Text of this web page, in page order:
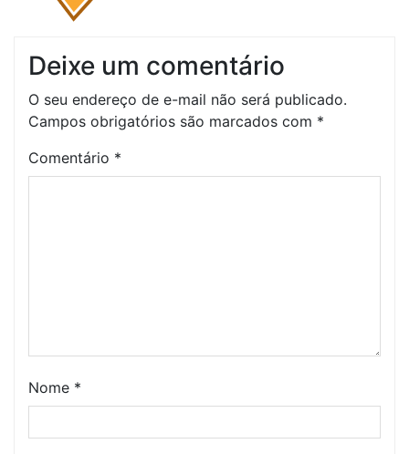
Deixe um comentário
O seu endereço de e-mail não será publicado.
Campos obrigatórios são marcados com *
Comentário *
Nome *